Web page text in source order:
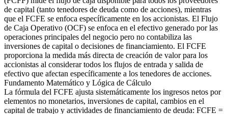
de capital (tanto tenedores de deuda como de acciones), mientras
que el FCFE se enfoca específicamente en los accionistas. El Flujo
de Caja Operativo (OCF) se enfoca en el efectivo generado por las
operaciones principales del negocio pero no contabiliza las
inversiones de capital o decisiones de financiamiento. El FCFE
proporciona la medida más directa de creación de valor para los
accionistas al considerar todos los flujos de entrada y salida de
efectivo que afectan específicamente a los tenedores de acciones.
Fundamento Matemático y Lógica de Cálculo
La fórmula del FCFE ajusta sistemáticamente los ingresos netos por
elementos no monetarios, inversiones de capital, cambios en el
capital de trabajo y actividades de financiamiento de deuda: FCFE =